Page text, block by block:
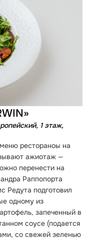
1 этаж,
рестораноы на
ажиотаж —
перенести на
Раппопорта
Редута подготовил
одному из
запеченный в
соусе (подается
со свежей зеленью